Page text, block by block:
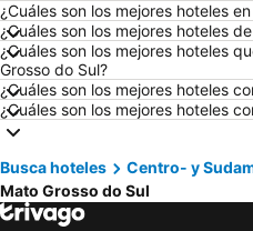
Hoteles en Ámsterdam
Hoteles en Maragogi
Hoteles en Brasil
Hoteles en Uruguay
Hoteles en Rocha
Hoteles en Asturias
¿Cuáles son los mejores hoteles
¿Cuáles son los mejores hoteles
¿Cuáles son los mejores hoteles
Grosso do Sul?
¿Cuáles son los mejores hoteles
¿Cuáles son los mejores hoteles
Busca hoteles Centro- y
Mato Grosso do Sul